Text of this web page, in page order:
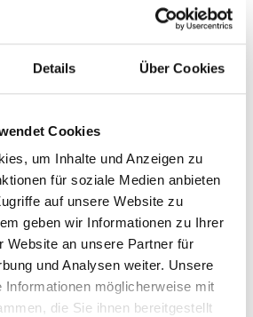
Details Über Cookies
Cookies
um Inhalte und Anzeigen zu
für soziale Medien anbieten
auf unsere Website zu
geben wir Informationen zu Ihrer
Website an unsere Partner für
und Analysen weiter. Unsere
Informationen möglicherweise mit
die Sie ihnen bereitgestellt
und der Baum so seine perfekte Form
wird damit die richtige Winteratmosphäre
bedeckte 3D- und PVC-Zweige
Aussehen
PVC und PE-Material
geeignet
inklusive
240cm